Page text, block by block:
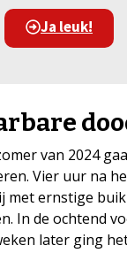
Ja leuk!
van 2024
Vier uur na
met ernstige
In de ochtend
later ging